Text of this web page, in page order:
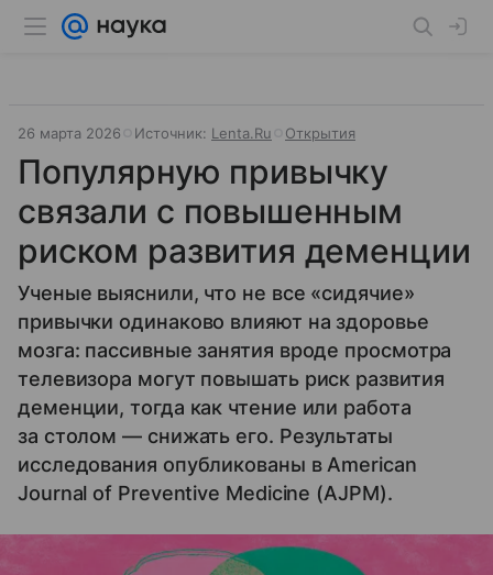
26 марта 2026 Источник: Lenta.Ru Открытия
Популярную привычку
связали с повышенным
риском развития деменции
Ученые выяснили, что не все «сидячие»
привычки одинаково влияют на здоровье
мозга: пассивные занятия вроде просмотра
телевизора могут повышать риск развития
деменции, тогда как чтение или работа
за столом — снижать его. Результаты
исследования опубликованы в American
Journal of Preventive Medicine (AJPM).